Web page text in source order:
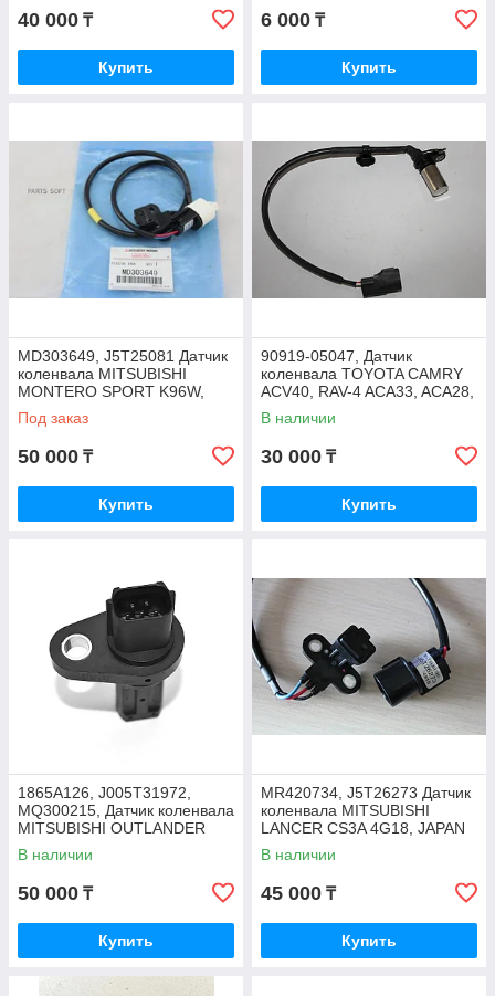
40 000 ₸
Купить
6 000 ₸
Купить
MD303649, J5T25081 Датчик
коленвала MITSUBISHI
MONTERO SPORT K96W,
PAJERO SPORT 6G72 V-3.0
K96W, JAPAN
Под заказ
50 000 ₸
Купить
90919-05047, Датчик
коленвала TOYOTA CAMRY
ACV40, RAV-4 ACA33, ACA28,
AVENSIS AZT250, JAPAN
В наличии
30 000 ₸
Купить
1865A126, J005T31972,
MQ300215, Датчик коленвала
MITSUBISHI OUTLANDER
CW5W, GF2W, GF3W,
MITSUBISHI LANCER CY4A,
В наличии
50 000 ₸
Купить
MR420734, J5T26273 Датчик
коленвала MITSUBISHI
LANCER CS3A 4G18, JAPAN
В наличии
45 000 ₸
Купить